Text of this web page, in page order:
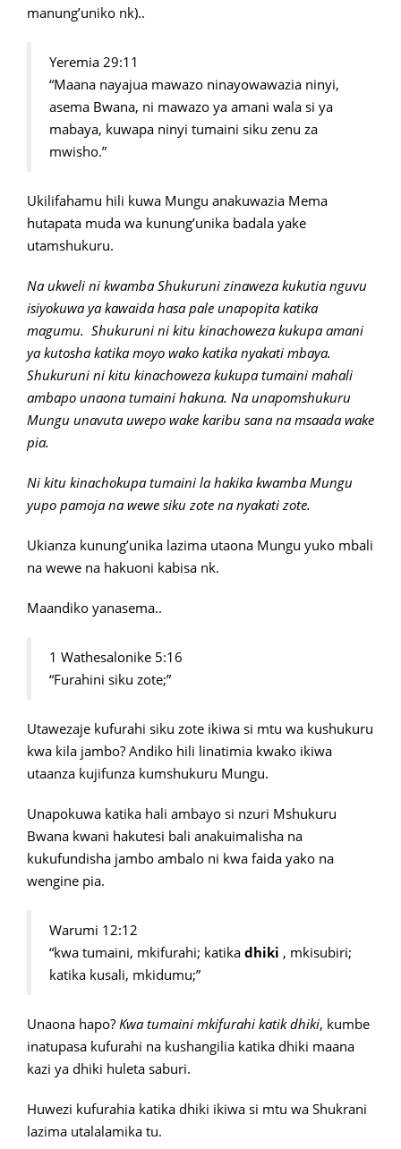
manung’uniko nk)..
Yeremia 29:11
“Maana nayajua mawazo ninayowawazia ninyi,
asema Bwana, ni mawazo ya amani wala si ya
mabaya, kuwapa ninyi tumaini siku zenu za
mwisho.”
Ukilifahamu hili kuwa Mungu anakuwazia Mema
hutapata muda wa kunung’unika badala yake
utamshukuru.
Na ukweli ni kwamba Shukuruni zinaweza kukutia nguvu
isiyokuwa ya kawaida hasa pale unapopita katika
magumu. Shukuruni ni kitu kinachoweza kukupa amani
ya kutosha katika moyo wako katika nyakati mbaya.
Shukuruni ni kitu kinachoweza kukupa tumaini mahali
ambapo unaona tumaini hakuna. Na unapomshukuru
Mungu unavuta uwepo wake karibu sana na msaada wake
pia.
Ni kitu kinachokupa tumaini la hakika kwamba Mungu
yupo pamoja na wewe siku zote na nyakati zote.
Ukianza kunung’unika lazima utaona Mungu yuko mbali
na wewe na hakuoni kabisa nk.
Maandiko yanasema..
1 Wathesalonike 5:16
“Furahini siku zote;”
Utawezaje kufurahi siku zote ikiwa si mtu wa kushukuru
kwa kila jambo? Andiko hili linatimia kwako ikiwa
utaanza kujifunza kumshukuru Mungu.
Unapokuwa katika hali ambayo si nzuri Mshukuru
Bwana kwani hakutesi bali anakuimalisha na
kukufundisha jambo ambalo ni kwa faida yako na
wengine pia.
Warumi 12:12
“kwa tumaini, mkifurahi; katika dhiki , mkisubiri;
katika kusali, mkidumu;”
Unaona hapo? Kwa tumaini mkifurahi katik dhiki, kumbe
inatupasa kufurahi na kushangilia katika dhiki maana
kazi ya dhiki huleta saburi.
Huwezi kufurahia katika dhiki ikiwa si mtu wa Shukrani
lazima utalalamika tu.